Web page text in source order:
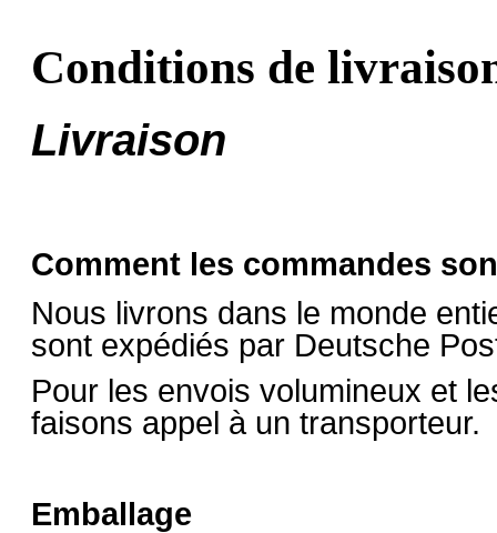
Conditions de
Livraison
Comment les commandes
Nous livrons dans le monde
sont expédiés par Deutsche
Pour les envois volumineux et
faisons appel à un transporteur.
Emballage